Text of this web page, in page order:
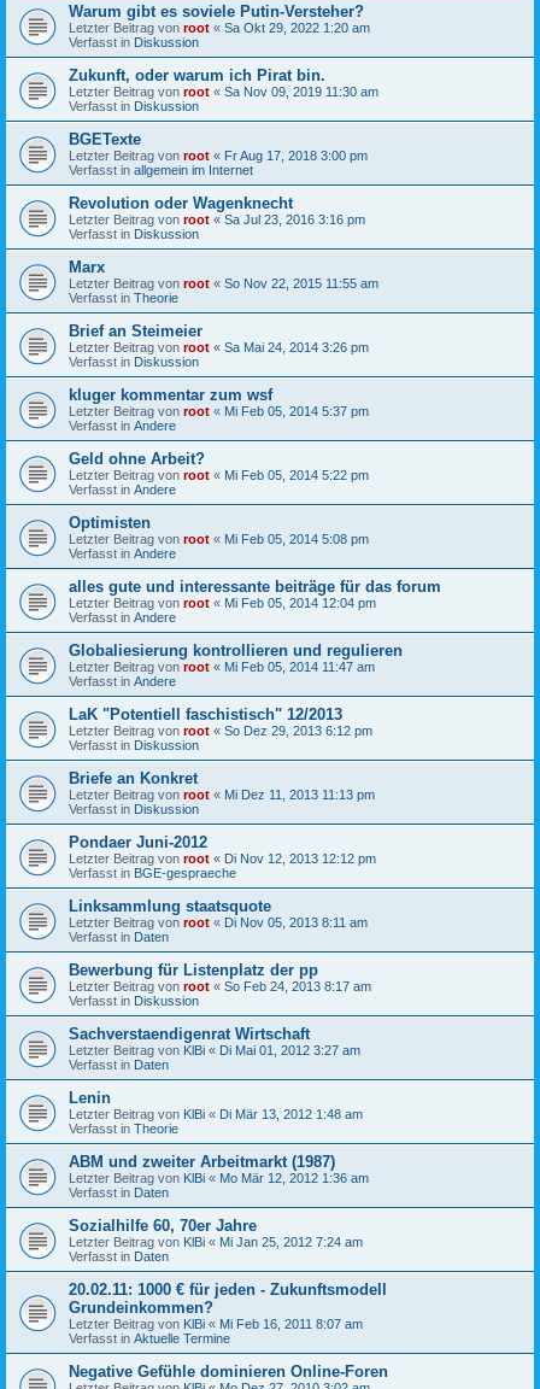
Warum gibt es soviele Putin-Versteher?
Letzter Beitrag von root « Sa Okt 29, 2022 1:20 am
Verfasst in Diskussion
Zukunft, oder warum ich Pirat bin.
Letzter Beitrag von root « Sa Nov 09, 2019 11:30 am
Verfasst in Diskussion
BGETexte
Letzter Beitrag von root « Fr Aug 17, 2018 3:00 pm
Verfasst in allgemein im Internet
Revolution oder Wagenknecht
Letzter Beitrag von root « Sa Jul 23, 2016 3:16 pm
Verfasst in Diskussion
Marx
Letzter Beitrag von root « So Nov 22, 2015 11:55 am
Verfasst in Theorie
Brief an Steimeier
Letzter Beitrag von root « Sa Mai 24, 2014 3:26 pm
Verfasst in Diskussion
kluger kommentar zum wsf
Letzter Beitrag von root « Mi Feb 05, 2014 5:37 pm
Verfasst in Andere
Geld ohne Arbeit?
Letzter Beitrag von root « Mi Feb 05, 2014 5:22 pm
Verfasst in Andere
Optimisten
Letzter Beitrag von root « Mi Feb 05, 2014 5:08 pm
Verfasst in Andere
alles gute und interessante beiträge für das forum
Letzter Beitrag von root « Mi Feb 05, 2014 12:04 pm
Verfasst in Andere
Globaliesierung kontrollieren und regulieren
Letzter Beitrag von root « Mi Feb 05, 2014 11:47 am
Verfasst in Andere
LaK "Potentiell faschistisch" 12/2013
Letzter Beitrag von root « So Dez 29, 2013 6:12 pm
Verfasst in Diskussion
Briefe an Konkret
Letzter Beitrag von root « Mi Dez 11, 2013 11:13 pm
Verfasst in Diskussion
Pondaer Juni-2012
Letzter Beitrag von root « Di Nov 12, 2013 12:12 pm
Verfasst in BGE-gespraeche
Linksammlung staatsquote
Letzter Beitrag von root « Di Nov 05, 2013 8:11 am
Verfasst in Daten
Bewerbung für Listenplatz der pp
Letzter Beitrag von root « So Feb 24, 2013 8:17 am
Verfasst in Diskussion
Sachverstaendigenrat Wirtschaft
Letzter Beitrag von KlBi « Di Mai 01, 2012 3:27 am
Verfasst in Daten
Lenin
Letzter Beitrag von KlBi « Di Mär 13, 2012 1:48 am
Verfasst in Theorie
ABM und zweiter Arbeitmarkt (1987)
Letzter Beitrag von KlBi « Mo Mär 12, 2012 1:36 am
Verfasst in Daten
Sozialhilfe 60, 70er Jahre
Letzter Beitrag von KlBi « Mi Jan 25, 2012 7:24 am
Verfasst in Daten
20.02.11: 1000 € für jeden - Zukunftsmodell
Grundeinkommen?
Letzter Beitrag von KlBi « Mi Feb 16, 2011 8:07 am
Verfasst in Aktuelle Termine
Negative Gefühle dominieren Online-Foren